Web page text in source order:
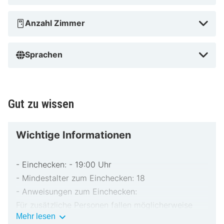
Anzahl Zimmer
Sprachen
Gut zu wissen
Wichtige Informationen
- Einchecken: - 19:00 Uhr
- Mindestalter zum Einchecken: 18
- Anweisungen zum Einchecken:
Für zusätzliche Personen fallen möglicherweise
Gebühren an, die abhängig von den Bestimmungen
Mehr lesen Wichtige